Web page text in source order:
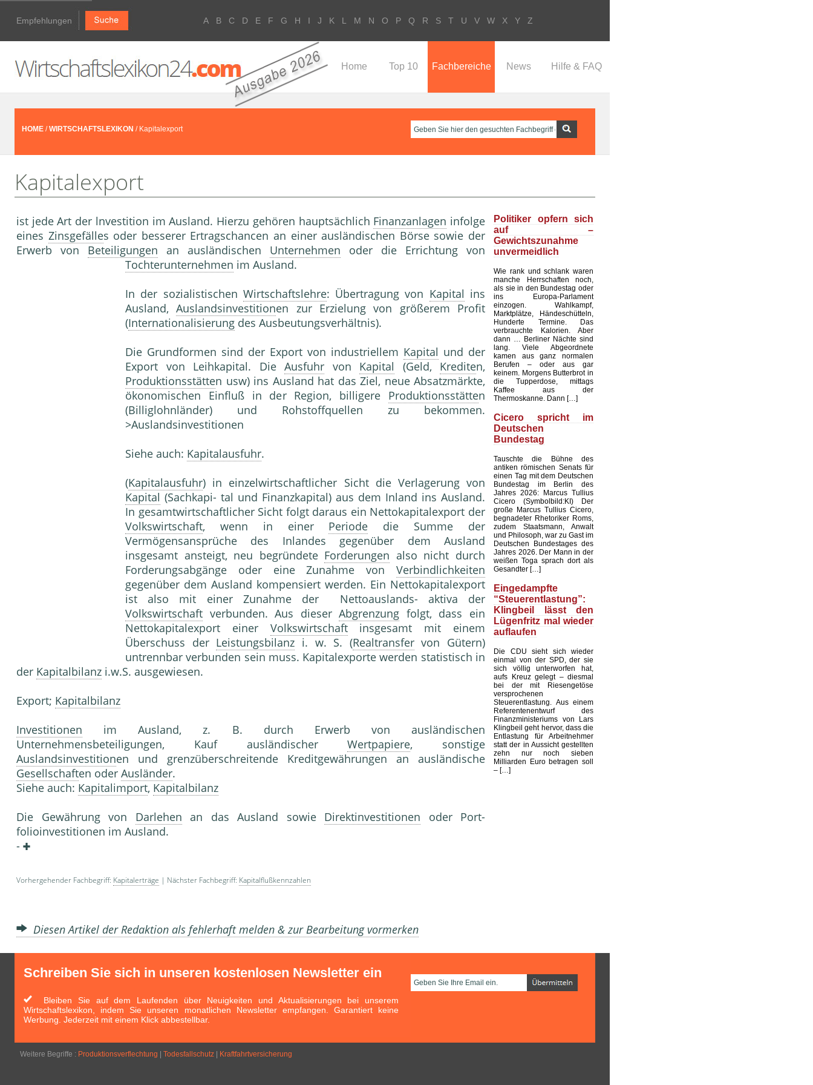
Empfehlungen A B C D E F G H I J K L M N O P Q R S T U V W X Y Z
Home Top 10 Fachbereiche News Hilfe & FAQ
HOME /WIRTSCHAFTSLEXIKON / Kapitalexport
Kapitalexport
ist jede Art der lnvestition im Ausland. Hierzu gehören hauptsächlich Finanzanlagen infolge
eines Zinsgefälles oder besserer Ertragschancen an einer ausländischen Börse sowie der
Erwerb von Beteiligungen an ausländischen Unternehmen oder die Errichtung von
Tochterunternehmen im Ausland.
In der sozialistischen Wirtschaftslehre: Übertragung von Kapital ins
Ausland,Auslandsinvestitionen zur Erzielung von größerem Profit
(Internationalisierung des Ausbeutungsverhältnis).
Die Grundformen sind der Export von industriellem Kapital und der
Export von Leihkapital. Die Ausfuhr von Kapital (Geld, Krediten,
Produktionsstätten usw) ins Ausland hat das Ziel, neue Absatzmärkte,
ökonomischen Einfluß in der Region, billigere Produktionsstätten
(Billiglohnländer) und Rohstoffquellen zu bekommen.
>Auslandsinvestitionen
Siehe auch: Kapitalausfuhr.
(Kapitalausfuhr) in einzelwirtschaftlicher Sicht die Verlagerung von
Kapital (Sachkapi- tal und Finanzkapital) aus dem Inland ins Ausland.
In gesamtwirtschaftlicher Sicht folgt daraus ein Nettokapitalexport der
Volkswirtschaft, wenn in einer Periode die Summe der
Vermögensansprüche des Inlandes gegenüber dem Ausland
insgesamt ansteigt, neu begründete Forderungen also nicht durch
Forderungsabgänge oder eine Zunahme von Verbindlichkeiten
gegenüber dem Ausland kompensiert werden. Ein Nettokapitalexport
ist also mit einer Zunahme der Nettoauslands- aktiva der
Volkswirtschaft verbunden. Aus dieserAbgrenzung folgt, dass ein
Nettokapitalexport einer Volkswirtschaftinsgesamt mit einem
Überschuss der Leistungsbilanz i. w. S. (Realtransfervon Gütern)
untrennbar verbunden sein muss. Kapitalexporte werden statistisch in
der Kapitalbilanz i.w.S. ausgewiesen.
Export; Kapitalbilanz
Investitionen im Ausland, z. B. durch Erwerb von ausländischen
Unternehmensbeteiligungen, Kauf ausländischerWertpapiere, sonstige
Auslandsinvestitionen und grenzüberschreitende Kreditgewährungen an ausländische
Gesellschaften oder Ausländer.
Siehe auch: Kapitalimport, Kapitalbilanz
Die Gewährung von Darlehen an das Ausland sowie Direktinvestitionen oder Port­
folioinvestitionen im Ausland.
-
Vorhergehender Fachbegriff: Kapitalerträge | Nächster Fachbegriff: Kapitalflußkennzahlen
Diesen Artikel der Redaktion als fehlerhaft melden & zur Bearbeitung vormerken
Politiker opfern sich
auf –
Gewichtszunahme
unvermeidlich
Wie rank und schlank waren
manche Herrschaften noch,
als sie in den Bundestag oder
ins Europa-Parlament
einzogen. Wahlkampf,
Marktplätze, Händeschütteln,
Hunderte Termine. Das
verbrauchte Kalorien. Aber
dann … Berliner Nächte sind
lang. Viele Abgeordnete
kamen aus ganz normalen
Berufen – oder aus gar
keinem. Morgens Butterbrot in
die Tupperdose, mittags
Kaffee aus der
Thermoskanne. Dann […]
Cicero spricht im
Deutschen
Bundestag
Tauschte die Bühne des
antiken römischen Senats für
einen Tag mit dem Deutschen
Bundestag im Berlin des
Jahres 2026: Marcus Tullius
Cicero (Symbolbild:KI) Der
große Marcus Tullius Cicero,
begnadeter Rhetoriker Roms,
zudem Staatsmann, Anwalt
und Philosoph, war zu Gast im
Deutschen Bundestages des
Jahres 2026. Der Mann in der
weißen Toga sprach dort als
Gesandter […]
Eingedampfte
“Steuerentlastung”:
Klingbeil lässt den
Lügenfritz mal wieder
auflaufen
Die CDU sieht sich wieder
einmal von der SPD, der sie
sich völlig unterworfen hat,
aufs Kreuz gelegt – diesmal
bei der mit Riesengetöse
versprochenen
Steuerentlastung. Aus einem
Referentenentwurf des
Finanzministeriums von Lars
Klingbeil geht hervor, dass die
Entlastung für Arbeitnehmer
statt der in Aussicht gestellten
zehn nur noch sieben
Milliarden Euro betragen soll
– […]
Schreiben Sie sich in unseren kostenlosen Newsletter ein
Bleiben Sie auf dem Laufenden über Neuigkeiten und Aktualisierungen bei unserem
Wirtschaftslexikon, indem Sie unseren monatlichen Newsletter empfangen. Garantiert keine
Werbung. Jederzeit mit einem Klick abbestellbar.
Weitere Begriffe : Produktionsverflechtung Todesfallschutz Kraftfahrtversicherung